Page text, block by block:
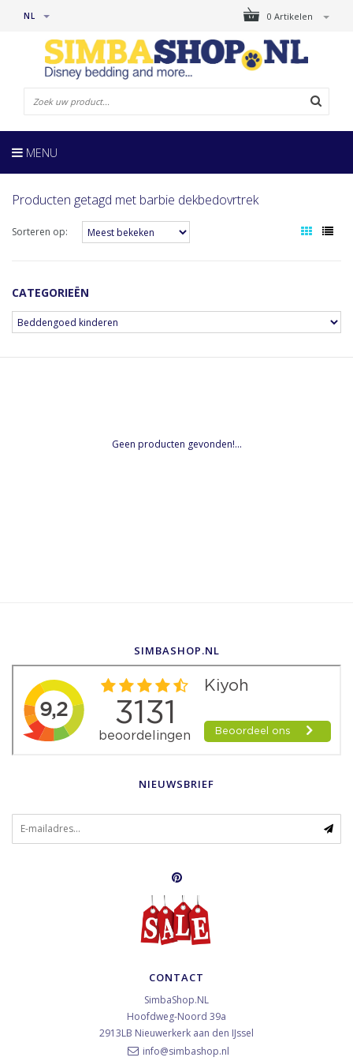
0 Artikelen
NL
MENU
Producten getagd met barbie dekbedovrtrek
Sorteren op:
CATEGORIEËN
Geen producten gevonden!...
SIMBASHOP.NL
NIEUWSBRIEF
CONTACT
SimbaShop.NL
Hoofdweg-Noord 39a
2913LB Nieuwerkerk aan den IJssel
info@simbashop.nl